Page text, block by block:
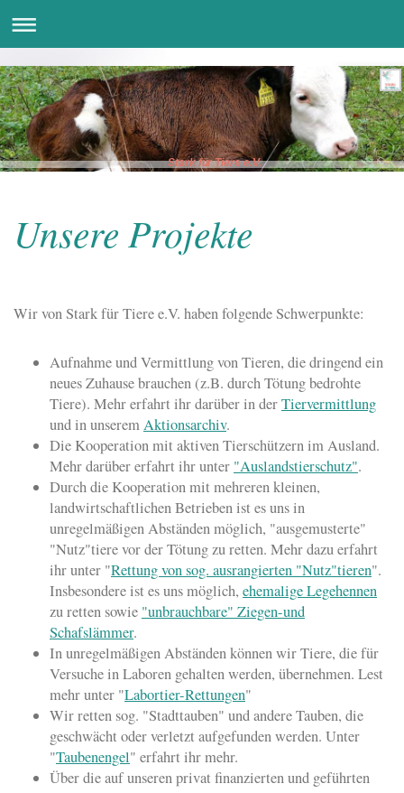
Stark für Tiere e.V.
Unsere Projekte
Wir von Stark für Tiere e.V. haben folgende Schwerpunkte:
Aufnahme und Vermittlung von Tieren, die dringend ein
neues Zuhause brauchen (z.B. durch Tötung bedrohte
Tiere). Mehr erfahrt ihr darüber in derTiervermittlung
und in unseremAktionsarchiv.
Die Kooperation mit aktiven Tierschützern im Ausland.
Mehr darüber erfahrt ihr unter "Auslandstierschutz".
Durch die Kooperation mit mehreren kleinen,
landwirtschaftlichen Betrieben ist es uns in
unregelmäßigen Abständen möglich, "ausgemusterte"
"Nutz"tiere vor der Tötung zu retten. Mehr dazu erfahrt
ihr unter "Rettung von sog. ausrangierten "Nutz"tieren".
Insbesondere ist es uns möglich, ehemalige Legehennen
zu retten sowie "unbrauchbare" Ziegen-und
Schafslämmer.
In unregelmäßigen Abständen können wir Tiere, die für
Versuche in Laboren gehalten werden, übernehmen. Lest
mehr unter "Labortier-Rettungen"
Wir retten sog. "Stadttauben" und andere Tauben, die
geschwächt oder verletzt aufgefunden werden. Unter
"Taubenengel" erfahrt ihr mehr.
Über die auf unseren privat finanzierten und geführten